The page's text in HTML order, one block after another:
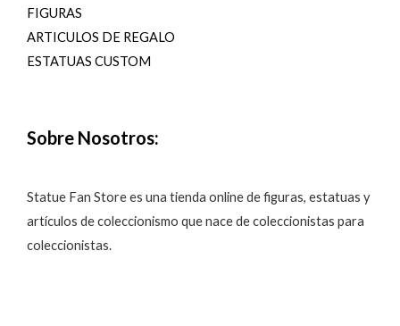
FIGURAS
ARTICULOS DE REGALO
ESTATUAS CUSTOM
Sobre Nosotros:
Statue Fan Store es una tienda online de figuras, estatuas y
artículos de coleccionismo que nace de coleccionistas para
coleccionistas.